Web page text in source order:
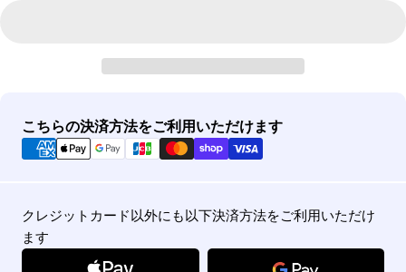
こちらの決済方法をご利用いただけます
お
支
方
法
クレジットカード以外にも以下決済方法をご利用いただけ
ます